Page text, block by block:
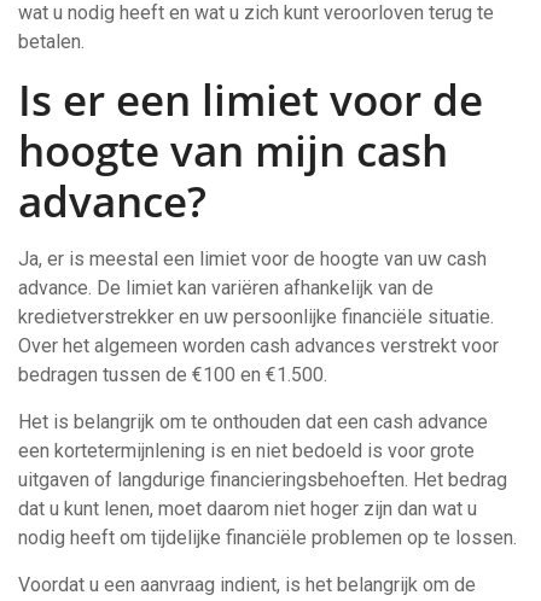
wat u nodig heeft en wat u zich kunt veroorloven terug te
betalen.
Is er een limiet voor de
hoogte van mijn cash
advance?
Ja, er is meestal een limiet voor de hoogte van uw cash
advance. De limiet kan variëren afhankelijk van de
kredietverstrekker en uw persoonlijke financiële situatie.
Over het algemeen worden cash advances verstrekt voor
bedragen tussen de €100 en €1.500.
Het is belangrijk om te onthouden dat een cash advance
een kortetermijnlening is en niet bedoeld is voor grote
uitgaven of langdurige financieringsbehoeften. Het bedrag
dat u kunt lenen, moet daarom niet hoger zijn dan wat u
nodig heeft om tijdelijke financiële problemen op te lossen.
Voordat u een aanvraag indient, is het belangrijk om de